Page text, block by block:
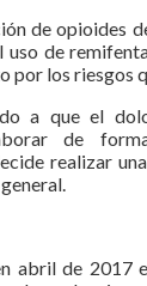
de opioides
uso de
por los riesgos
a que el
de
realizar
abril de 2017